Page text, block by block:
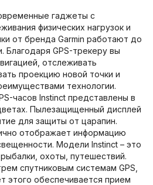
гаджеты с
физических нагрузок и
от бренда Garmin работают до
Благодаря GPS-трекеру вы
отслеживать
проекцию новой точки и
технологии.
часов Instinct представлены в
Пылезащищенный дисплей
для защиты от царапин.
отображает информацию
Модели Instinct – это
охоты, путешествий.
спутниковым системам GPS,
этого обеспечивается прием